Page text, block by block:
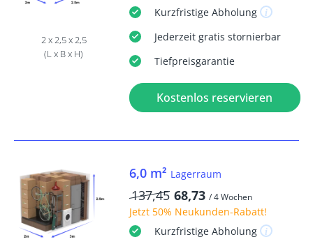
2 x 2,5 x 2,5
(L x B x H)
KurzfristigeAbholung
Jederzeit gratis stornierbar
Tiefpreisgarantie
Kostenlos reservieren
6,0 m² Lagerraum
137,45 68,73 / 4 Wochen
Jetzt 50% Neukunden-Rabatt!
KurzfristigeAbholung